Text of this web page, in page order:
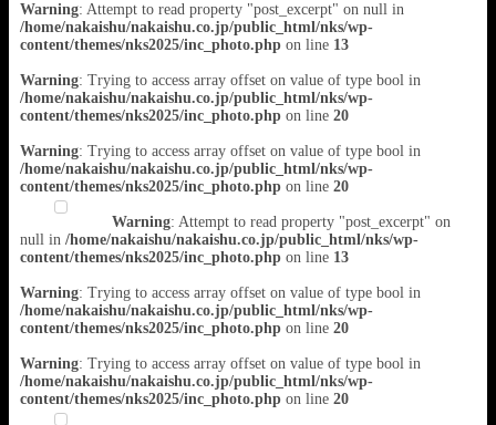
Warning: Attempt to read property "post_excerpt" on null in
/home/nakaishu/nakaishu.co.jp/public_html/nks/wp-
content/themes/nks2025/inc_photo.php on line 13
Warning: Trying to access array offset on value of type bool in
/home/nakaishu/nakaishu.co.jp/public_html/nks/wp-
content/themes/nks2025/inc_photo.php on line20
Warning: Trying to access array offset on value of type bool in
/home/nakaishu/nakaishu.co.jp/public_html/nks/wp-
content/themes/nks2025/inc_photo.php on line20
Warning: Attempt to read property "post_excerpt" on
null in/home/nakaishu/nakaishu.co.jp/public_html/nks/wp-
content/themes/nks2025/inc_photo.php on line 13
Warning: Trying to access array offset on value of type bool in
/home/nakaishu/nakaishu.co.jp/public_html/nks/wp-
content/themes/nks2025/inc_photo.php on line20
Warning: Trying to access array offset on value of type bool in
/home/nakaishu/nakaishu.co.jp/public_html/nks/wp-
content/themes/nks2025/inc_photo.php on line20